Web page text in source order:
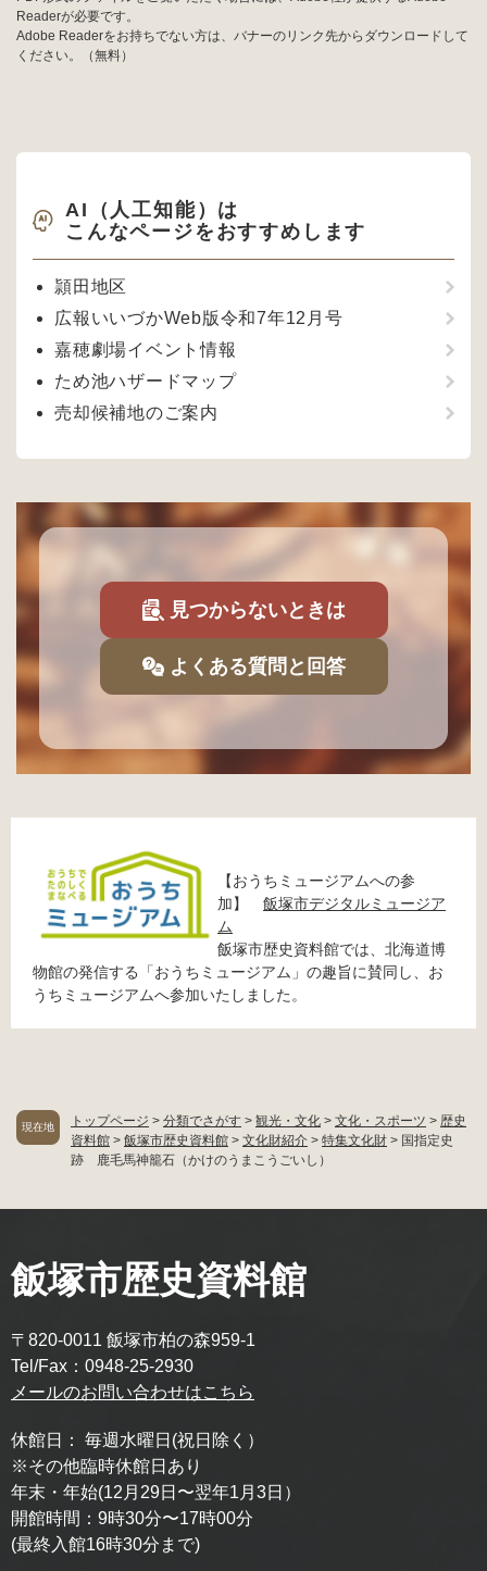
現在地 トップページ > 分類でさがす > 観光・文化 > 文化・スポーツ > 歴史
資料館 > 飯塚市歴史資料館 > 文化財紹介 > 特集文化財 > 国指定史
跡 鹿毛馬神籠石（かけのうまこうごいし）
Readerが必要です。
Adobe Readerをお持ちでない方は、バナーのリンク先からダウンロードして
ください。（無料）
AI（人工知能）は
こんなページをおすすめします
頴田地区
広報いいづかWeb版令和7年12月号
嘉穂劇場イベント情報
ため池ハザードマップ
売却候補地のご案内
見つからないときは
よくある質問と回答
【おうちミュージアムへの参
加】 飯塚市デジタルミュージア
ム
飯塚市歴史資料館では、北海道博
物館の発信する「おうちミュージアム」の趣旨に賛同し、お
うちミュージアムへ参加いたしました。
飯塚市歴史資料館
〒820-0011 飯塚市柏の森959-1
Tel/Fax：0948-25-2930
メールのお問い合わせはこちら
休館日：
毎週水曜日(祝日除く）
※その他臨時休館日あり
年末・年始(12月29日〜翌年1月3日）
開館時間： 9時30分〜17時00分
(最終入館16時30分まで)